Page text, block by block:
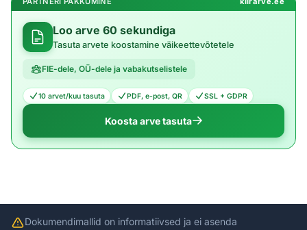
Loo arve 60 sekundiga
Tasuta arvete koostamine väikeettevõtetele
FIE-dele, OÜ-dele ja vabakutselistele
10 arvet/kuu tasuta PDF, e-post, QR SSL + GDPR
Koosta arve tasuta
Dokumendimallid on informatiivsed ja ei asenda